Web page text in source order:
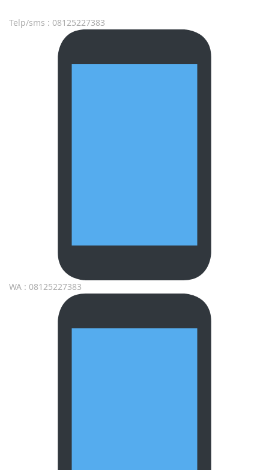
Telp/sms : 08125227383
WA : 08125227383